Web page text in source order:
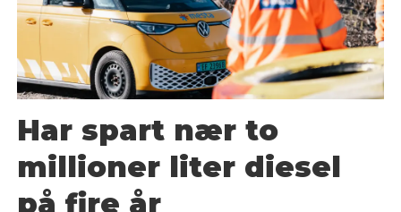
Har spart nær to
millioner liter diesel
på fire år